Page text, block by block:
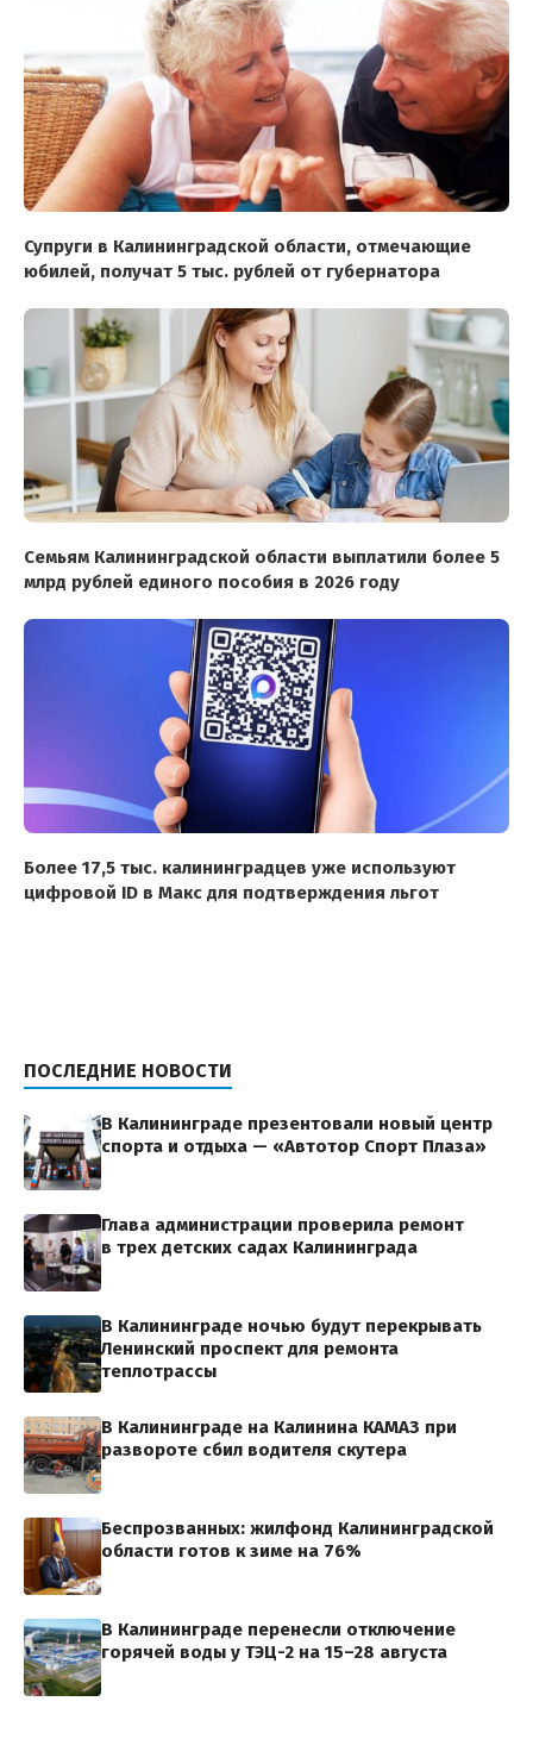
Супруги в Калининградской области, отмечающие
юбилей, получат 5 тыс. рублей от губернатора
Семьям Калининградской области выплатили более 5
млрд рублей единого пособия в 2026 году
Более 17,5 тыс. калининградцев уже используют
цифровой ID в Макс для подтверждения льгот
ПОСЛЕДНИЕ НОВОСТИ
В Калининграде презентовали новый центр
спорта и отдыха — «Автотор Спорт Плаза»
Глава администрации проверила ремонт
в трех детских садах Калининграда
В Калининграде ночью будут перекрывать
Ленинский проспект для ремонта
теплотрассы
В Калининграде на Калинина КАМАЗ при
развороте сбил водителя скутера
Беспрозванных: жилфонд Калининградской
области готов к зиме на 76%
В Калининграде перенесли отключение
горячей воды у ТЭЦ-2 на 15–28 августа